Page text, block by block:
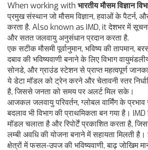
When working with भारतीय मौसम विज्ञान
प्रमुख संस्थान जो मौसम विज्ञान, हवाओं के
करता है. Also known as IMD, itदेशभर में
और सतत जलवायु अनुसंधान प्रदान करता है.
एक सटीकमौसमी पूर्वानुमान, भविष्य की तापमान,
दबाव की भविष्यवाणीबनाने के लिए विभाग
सोनडे, और ग्राउंड स्टेशन से प्राप्त महत्वपूर्ण
ये डेटा मॉडल को ट्रेन करने और चेतावनी स्तर
है, जिससे जनता को समय पर अलर्ट मिल सके।
आजकलजलवायु परिवर्तन,ग्लोबल वार्मिंग के
बदलावभी विभाग की प्राथमिकता बन गया है।
मॉडल चलाता है और रिपोर्टें प्रकाशित करता है,
लम्बी अवधि की योजना बनाने में सहायता मिलती
क्षेत्रों में फसल‑उपज की भविष्यवाणी, बाढ़ जोखिम